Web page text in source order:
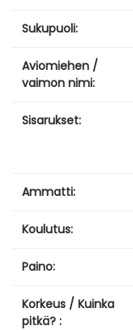
Sukupuoli:
Aviomiehen /
vaimon nimi:
Sisarukset:
Ammatti:
Koulutus:
Paino:
Korkeus / Kuinka
pitkä? :